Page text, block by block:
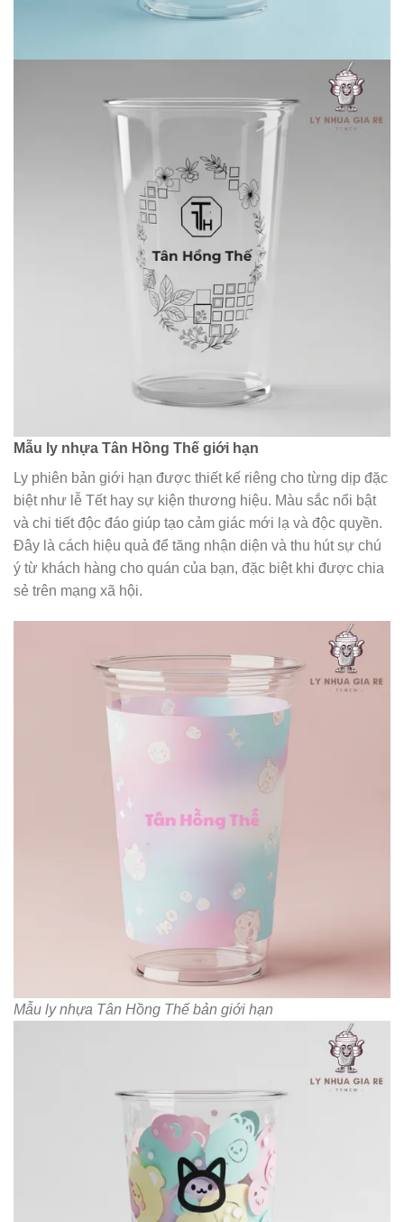
Mẫu ly nhựa Tân Hồng Thế giới hạn
Ly phiên bản giới hạn được thiết kế riêng cho từng dịp đặc
biệt như lễ Tết hay sự kiện thương hiệu. Màu sắc nổi bật
và chi tiết độc đáo giúp tạo cảm giác mới lạ và độc quyền.
Đây là cách hiệu quả để tăng nhận diện và thu hút sự chú
ý từ khách hàng cho quán của bạn, đặc biệt khi được chia
sẻ trên mạng xã hội.
Mẫu ly nhựa Tân Hồng Thế bản giới hạn